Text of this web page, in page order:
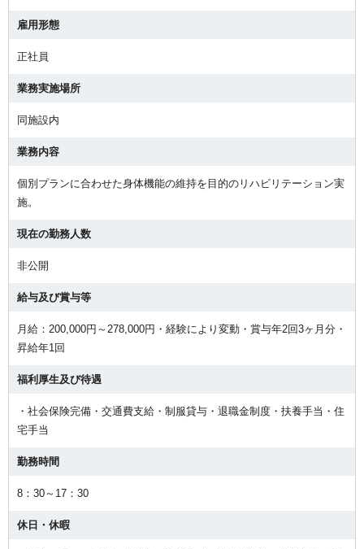
雇用形態
正社員
業務実施場所
同施設内
業務内容
個別プランに合わせた身体機能の維持を目的のリハビリテーション実
施。
現在の勤務人数
非公開
給与及び賞与等
月給：200,000円～278,000円・経験により変動・賞与年2回3ヶ月分・
昇給年1回
福利厚生及び待遇
・社会保険完備・交通費支給・制服貸与・退職金制度・扶養手当・住
宅手当
勤務時間
8：30～17：30
休日・休暇